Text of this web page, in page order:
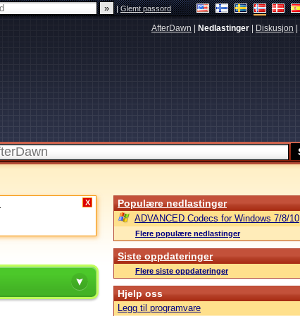
|Glemt passord
AfterDawn Nedlastinger Diskusjon
X Populære nedlastinger
ADVANCED Codecs for Windows 7/8/10
Flere populære nedlastinger
Siste oppdateringer
Flere siste oppdateringer
Hjelp oss
Legg til programvare